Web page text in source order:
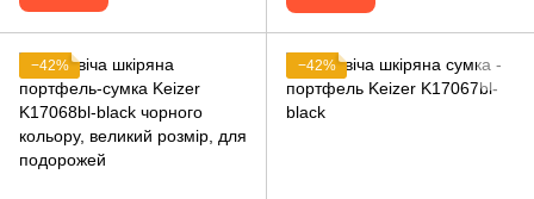
−42% −42%